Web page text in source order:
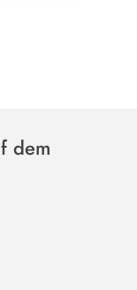
dem